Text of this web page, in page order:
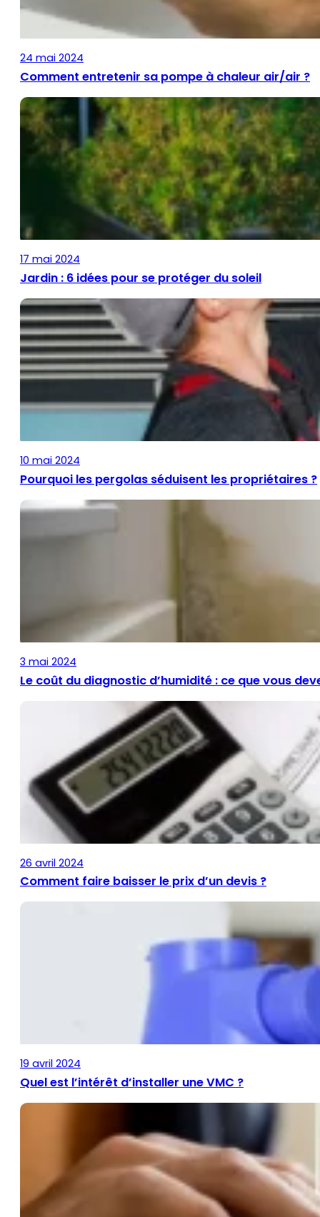
24 mai 2024
Comment entretenir sa pompe à chaleur air/air ?
17 mai 2024
Jardin : 6 idées pour se protéger du soleil
10 mai 2024
Pourquoi les pergolas séduisent les propriétaires ?
3 mai 2024
Le coût du diagnostic d’humidité : ce que vous
26 avril 2024
Comment faire baisser le prix d’un devis ?
19 avril 2024
Quel est l’intérêt d’installer une VMC ?